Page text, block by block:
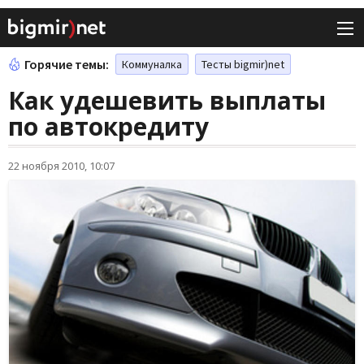
Горячие темы: Коммуналка Тесты bigmir)net
Как удешевить выплаты
по автокредиту
22 ноября 2010, 10:07